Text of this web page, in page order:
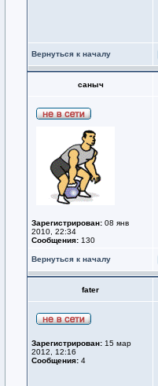
Вернуться к началу
саныч
Зарегистрирован: 08 янв
2010, 22:34
Сообщения: 130
Вернуться к началу
fater
Зарегистрирован: 15 мар
2012, 12:16
Сообщения: 4